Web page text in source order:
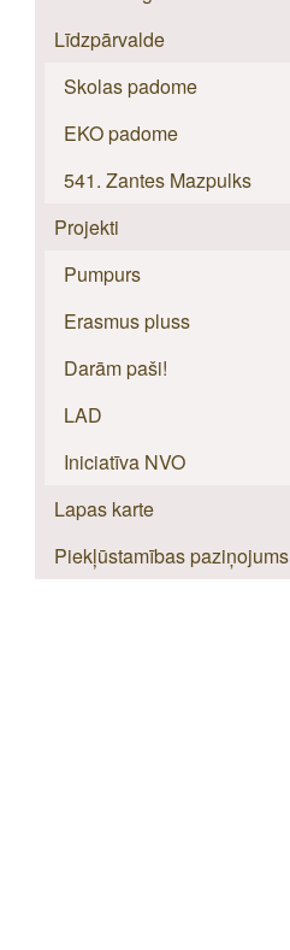
Līdzpārvalde
Skolas padome
EKO padome
541. Zantes Mazpulks
Projekti
Pumpurs
Erasmus pluss
Darām paši!
LAD
Iniciatīva NVO
Lapas karte
Piekļūstamības paziņojums